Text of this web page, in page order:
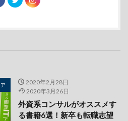
2020年2月28日
2020年3月26日
外資系コンサルがオススメす
る書籍6選！新卒も転職志望